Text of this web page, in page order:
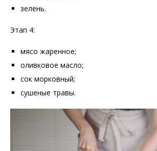
зелень.
Этап 4:
мясо жаренное;
оливковое масло;
сок морковный;
сушеные травы.